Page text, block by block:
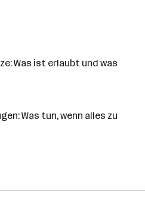
Was ist erlaubt und was
Was tun, wenn alles zu